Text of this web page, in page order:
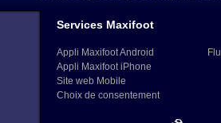
Services Maxifoot
Appli Maxifoot Android
Appli Maxifoot iPhone
Site web Mobile
Choix de consentement